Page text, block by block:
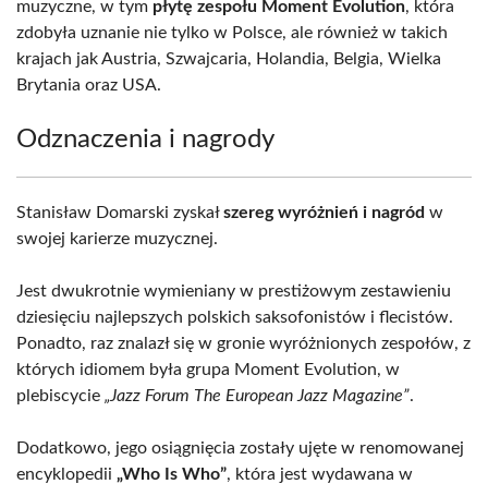
muzyczne, w tym płytę zespołu Moment Evolution, która
zdobyła uznanie nie tylko w Polsce, ale również w takich
krajach jak Austria, Szwajcaria, Holandia, Belgia, Wielka
Brytania oraz USA.
Odznaczenia i nagrody
Stanisław Domarski zyskałszereg wyróżnień i nagród w
swojej karierze muzycznej.
Jest dwukrotnie wymieniany w prestiżowym zestawieniu
dziesięciu najlepszych polskich saksofonistów i flecistów.
Ponadto, raz znalazł się w gronie wyróżnionych zespołów, z
których idiomem była grupa Moment Evolution, w
plebiscycie „Jazz Forum The European Jazz Magazine”.
Dodatkowo, jego osiągnięcia zostały ujęte w renomowanej
encyklopedii „Who Is Who”, która jest wydawana w